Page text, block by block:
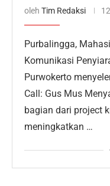
oleh Tim Redaksi
Purbalingga,
Komunikasi
Purwokerto
Call: Gus Mus
bagian dari project
meningkatkan …